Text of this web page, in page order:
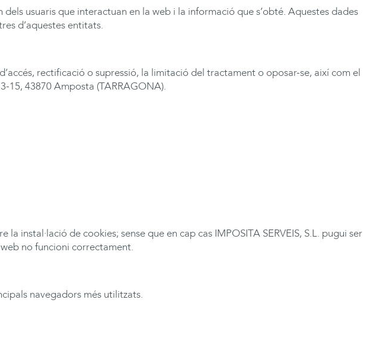
usuaris que interactuan en la web i la informació que s’obté. Aquestes dades
d’aquestes entitats.
rectificació o supressió, la limitació del tractament o oposar-se, així com el
15, 43870 Amposta (TARRAGONA).
la instal·lació de cookies; sense que en cap cas IMPOSITA SERVEIS, S.L. pugui ser
no funcioni correctament.
navegadors més utilitzats.